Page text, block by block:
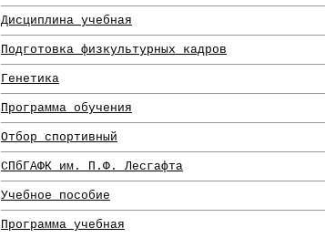
Дисциплина учебная
Подготовка физкультурных кадров
Генетика
Программа обучения
Отбор спортивный
СПбГАФК им. П.Ф. Лесгафта
Учебное пособие
Программа учебная